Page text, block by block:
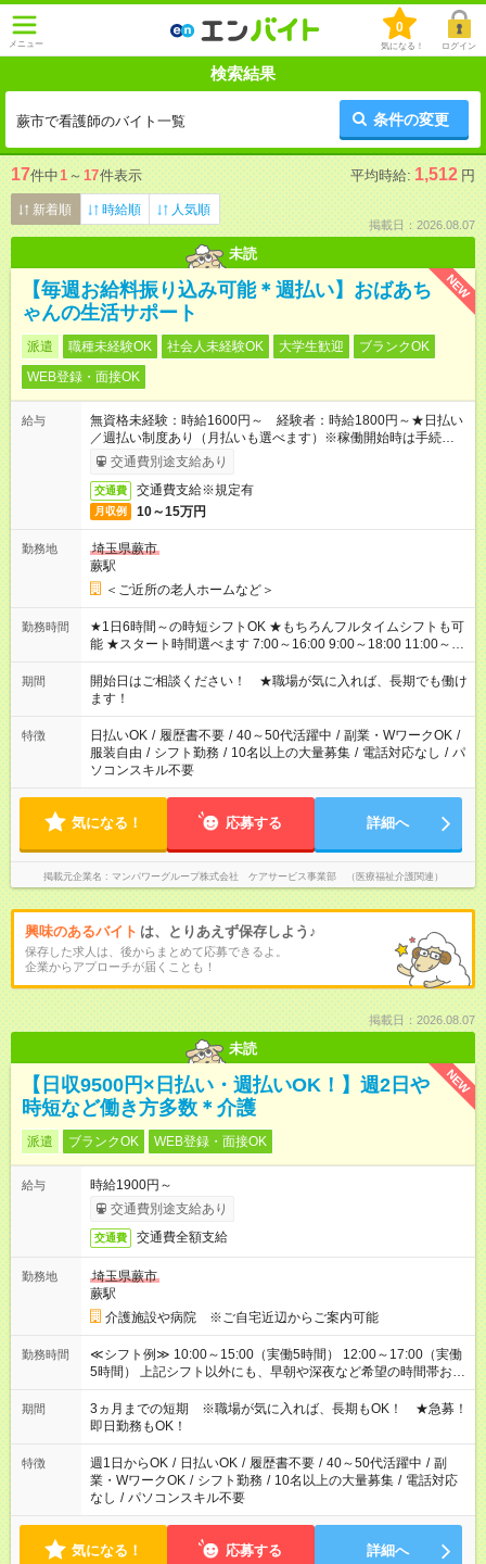
メニュー
0
気になる！ ログイン
検索結果
蕨市で看護師のバイト一覧 条件の変更
17件中1 ～ 17件表示 平均時給: 1,512 円
新着順 時給順 人気順
掲載日：2026.08.07
未読
NEW
【毎週お給料振り込み可能＊週払い】おばあち
ゃんの生活サポート
派遣 職種未経験OK 社会人未経験OK 大学生歓迎
ブランクOK
WEB登録・面接OK
給与
無資格未経験：時給1600円～ 経験者：時給1800円～★日払い
／週払い制度あり（月払いも選べます）※稼働開始時は手続き完
了次第のお支払いとなります。
交通費別途支給あり
交通費 交通費支給※規定有
月収例 10～15万円
勤務地
埼玉県蕨市
蕨駅
＜ご近所の老人ホームなど＞
勤務時間
★1日6時間～の時短シフトOK ★もちろんフルタイムシフトも可
能 ★スタート時間選べます 7:00～16:00 9:00～18:00 11:00～
20:00 など 残業なし！ ※Wワークの場合、他のお仕事と合わせ
週40時間超の就業はご案内できません ※法令に基づき、週20時
間以上勤務は社会保険への加入対象となります ※労働者派遣法
（日雇い派遣の原則禁止）により、短時間・短期間の就業はご
案内が難しい場合があります
期間
開始日はご相談ください！ ★職場が気に入れば、長期でも働け
ます！
特徴 日払いOK / 履歴書不要 / 40～50代活躍中 / 副業・WワークOK /
服装自由 / シフト勤務 / 10名以上の大量募集 / 電話対応なし / パ
ソコンスキル不要
気になる！ 応募する 詳細へ
掲載元企業名 マンパワーグループ株式会社 ケアサービス事業部 （医療福祉介護関連）
興味のあるバイト は、とりあえず保存しよう♪
保存した求人は、後からまとめて応募できるよ。
企業からアプローチが届くことも！
掲載日：2026.08.07
未読
NEW
【日収9500円×日払い・週払いOK！】週2日や
時短など働き方多数＊介護
派遣 ブランクOK WEB登録・面接OK
給与
時給1900円～
交通費別途支給あり
交通費 交通費全額支給
勤務地
埼玉県蕨市
蕨駅
介護施設や病院 ※ご自宅近辺からご案内可能
勤務時間
≪シフト例≫ 10:00～15:00（実働5時間） 12:00～17:00（実働
5時間） 上記シフト以外にも、早朝や深夜など希望の時間帯お聞
かせください！ 事前に担当からヒアリングもしますので、ご安
心ください！
期間
3ヵ月までの短期 ※職場が気に入れば、長期もOK！ ★急募！
即日勤務もOK！
特徴 週1日からOK / 日払いOK / 履歴書不要 / 40～50代活躍中 / 副
業・WワークOK / シフト勤務 / 10名以上の大量募集 / 電話対応
なし / パソコンスキル不要
気になる！ 応募する 詳細へ